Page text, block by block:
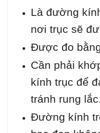
Là đường
nơi trục sẽ
Được đo
Cần phải
kính trục để
tránh rung lắc.
Đường kính